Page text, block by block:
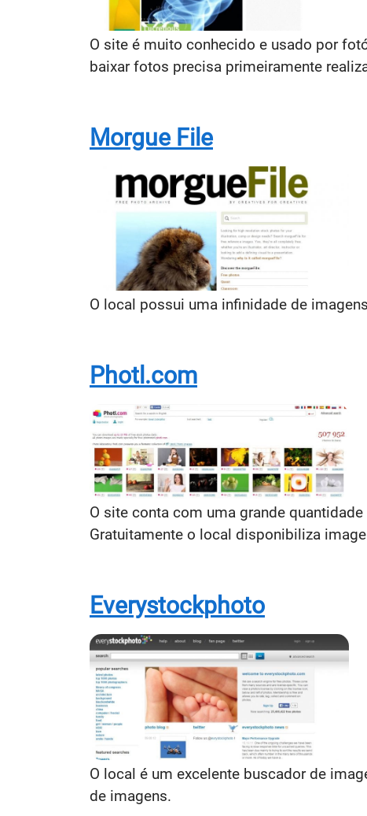
O site é muito conhecido e usado por
baixar fotos precisa primeiramente
Morgue File
O local possui uma infinidade de
Photl.com
O site conta com uma grande
Gratuitamente o local disponibiliza
Everystockphoto
O local é um excelente buscador de
de imagens.